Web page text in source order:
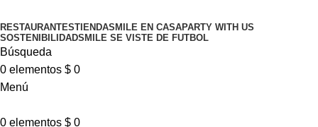
RESTAURANTESTIENDASMILE EN CASAPARTY WITH US
SOSTENIBILIDADSMILE SE VISTE DE FUTBOL
Búsqueda
0 elementos $ 0
Menú
0 elementos $ 0